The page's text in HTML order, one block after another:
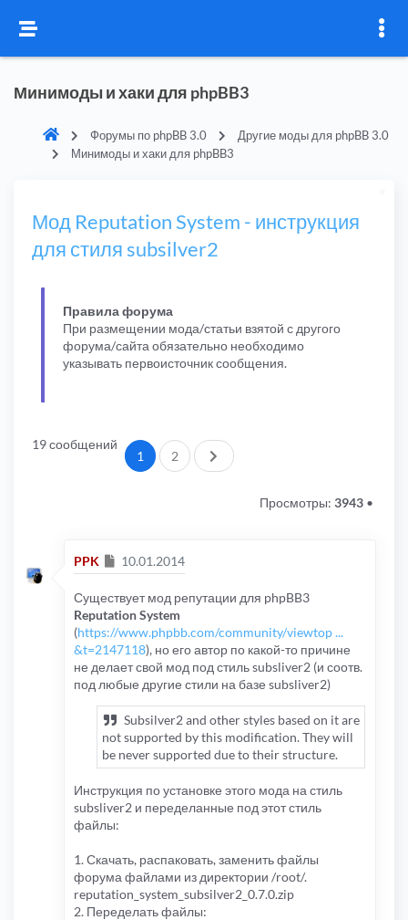
Минимоды и хаки для phpBB3
Форумы по phpBB 3.0
Другие моды для phpBB 3.0
Минимоды и хаки для phpBB3
Мод Reputation System - инструкция
для стиля subsilver2
Правила форума
При размещении мода/статьи взятой с другого
форума/сайта обязательно необходимо
указывать первоисточник сообщения.
19 сообщений
1 2 След.
Просмотры: 3943 •
PPK Сообщение
10.01.2014
Существует мод репутации для phpBB3
Reputation System
(https://www.phpbb.com/community/viewtop ...
&t=2147118), но его автор по какой-то причине
не делает свой мод под стиль subsliver2 (и соотв.
под любые другие стили на базе subsliver2)
Subsilver2 and other styles based on it are
not supported by this modification. They will
be never supported due to their structure.
Инструкция по установке этого мода на стиль
subsliver2 и переделанные под этот стиль
файлы:
1. Скачать, распаковать, заменить файлы
форума файлами из директории /root/.
reputation_system_subsilver2_0.7.0.zip
2. Переделать файлы: